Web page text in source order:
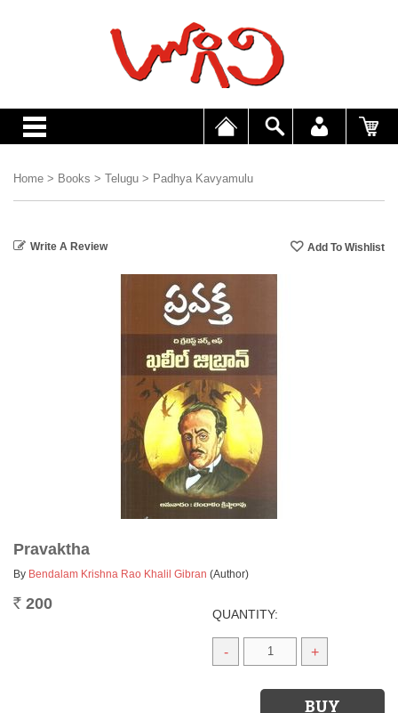
Home > Books > Telugu > Padhya Kavyamulu
Write A Review
Pravaktha
By Bendalam Krishna Rao Khalil Gibran (Author)
Rs. 200
QUANTITY:
- +